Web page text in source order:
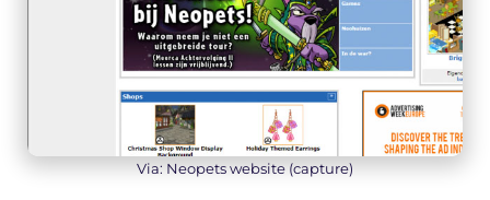
Via: Neopets website (capture)